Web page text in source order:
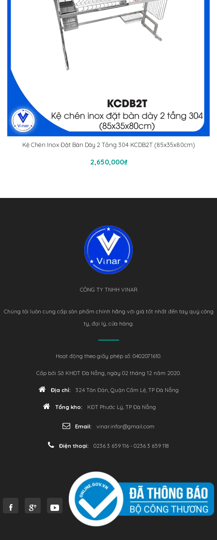
Kệ Chén Inox Đặt Bàn Dày 2 Tầng 304 KCDB2T (85x35x80cm)
2,650,000₫
Thêm Vào Giỏ Hàng
CÔNG TY TNHH VINAR
Chúng tôi luôn cung cấp sản phẩm chính hãng với giá tốt nhất đến tay quý công
ty, đại lý, cửa hàng.
Hoạt động theo giấy phép số: 0402071610.
Cấp bởi Sở KHĐT Đà Nẵng, ngày 02 tháng 12 năm 2020.
Địa chỉ: 324 Tôn Đản, Quận Cẩm Lệ, TP Đà Nẵng
Tổng kho: KĐT Phước Lý, TP Đà Nẵng
Email: vinar.infor@gmail.com
Điện thoại: 0236 3 659 116 - 0236 3 659 118